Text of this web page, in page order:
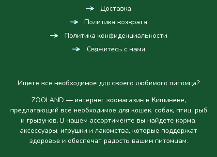
Доставка
Политика возврата
Политика конфиденциальности
Свяжитесь с нами
Ищете все необходимое для своего любимого питомца?
ZOOLAND — интернет зоомагазин в Кишиневе,
предлагающий всё необходимое для кошек, собак, птиц, рыб
и грызунов. В нашем ассортименте вы найдёте корма,
аксессуары, игрушки и лакомства, которые поддержат
здоровье и обеспечат радость вашим питомцам.